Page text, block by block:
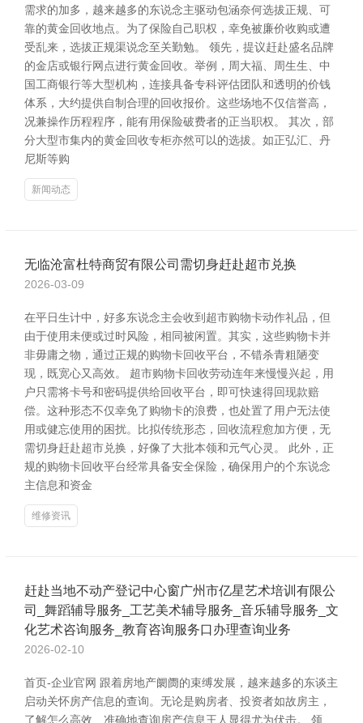
需求的加多，越来越多的东说念主驱动包涵奈何选拔正规、可
靠的黄金回收地点。为了保险自己职权，幸免被廉价收购或遭
受乱来，选拔正规渠说念至关勤勉。 领先，提议赶赴盛名品牌
的金店或银行网点进行黄金回收。举例，周大福、周生生、中
国工商银行等大型机构，连接具备专科评估团队和透明的价钱
体系，大约提供自制合理的回收报价。这些场地不仅信誉高，
况兼操作历程程序，能有用保险破费者的正当职权。 其次，部
分大型市集内的黄金回收专柜亦然可以的选拔。如正弘汇、丹
尼斯等购
新闻动态
无临沧富杜特商贸有限公司需切身赶赴超市兑换
2026-03-09
在平日生计中，好多东说念主会收到超市购物卡动作礼品，但
由于使用未便或过时风险，相同被闲置。其实，这些购物卡并
非毋庸之物，通过正规的购物卡回收平台，不错杀青粗陋变
现，既宽心又高效。 超市购物卡回收劳动连年来慢慢兴起，用
户只需将卡号和密码提供给回收平台，即可快速得回现款赔
偿。这种形态不仅幸免了购物卡的浪费，也处置了用户无法使
用或健忘使用的困扰。比拟传统形态，回收流程愈加方便，无
需切身赶赴超市兑换，好像了大批本领和元气心灵。 此外，正
规的购物卡回收平台经常具备安全保险，确保用户的个东说念
主信息和资金
维修资讯
赶赴当地不动产登记中心窗广州市亿星艺术培训有限公
司_舞蹈辅导服务_工艺美术辅导服务_音乐辅导服务_文
化艺术咨询服务_教育咨询服务口办理查询业务
2026-02-10
首页-企业官网 跟着房地产阛阓的束缚发展，越来越多的东谈主
启动关怀房产信息的查询。无论是购房者、投资者如故房主，
了解怎么高效、准确地查询房产信息王人显得尤为伏击。 领